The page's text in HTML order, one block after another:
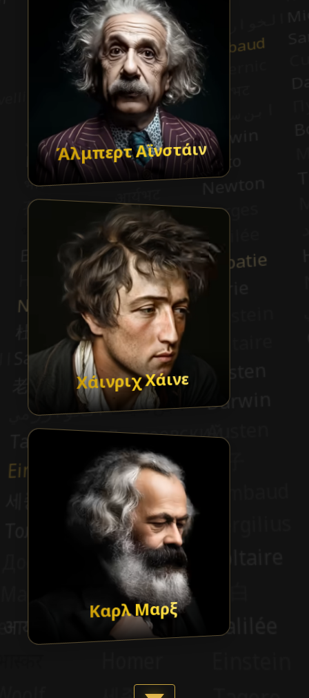
Άλμπερτ Αϊνστάιν
Χάινριχ Χάινε
Καρλ Μαρξ